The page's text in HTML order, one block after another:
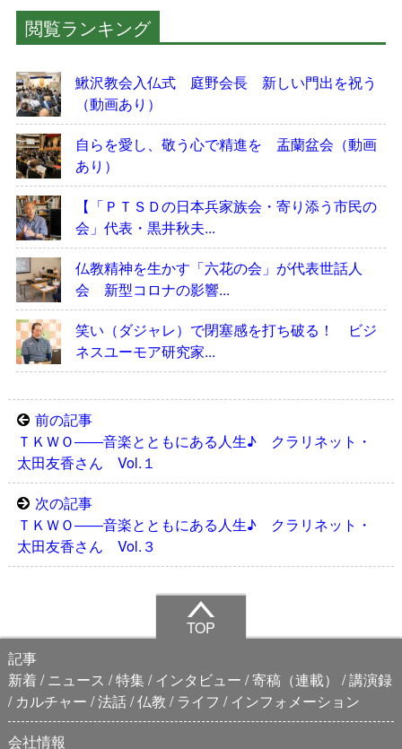
閲覧ランキング
鰍沢教会入仏式 庭野会長 新しい門出を祝う
（動画あり）
自らを愛し、敬う心で精進を 盂蘭盆会（動画
あり）
【「ＰＴＳＤの日本兵家族会・寄り添う市民の
会」代表・黒井秋夫...
仏教精神を生かす「六花の会」が代表世話人
会 新型コロナの影響...
笑い（ダジャレ）で閉塞感を打ち破る！ ビジ
ネスユーモア研究家...
前の記事
ＴＫＷＯ――音楽とともにある人生♪ クラリネット・
太田友香さん Vol.１
次の記事
ＴＫＷＯ――音楽とともにある人生♪ クラリネット・
太田友香さん Vol.３
TOP
記事
新着
ニュース 特集 インタビュー 寄稿（連載）
講演録
カルチャー 法話 仏教 ライフ
インフォメーション
会社情報